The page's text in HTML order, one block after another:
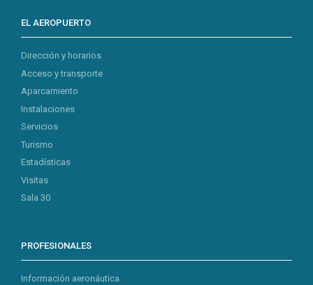
EL AEROPUERTO
Dirección y horarios
Acceso y transporte
Aparcamiento
Instalaciones
Servicios
Turismo
Estadísticas
Visitas
Sala 30
PROFESIONALES
Información aeronáutica